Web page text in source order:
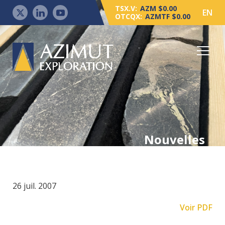
TSX.V: AZM $0.00
OTCQX: AZMTF $0.00 EN
Nouvelles
26 juil. 2007
Voir PDF